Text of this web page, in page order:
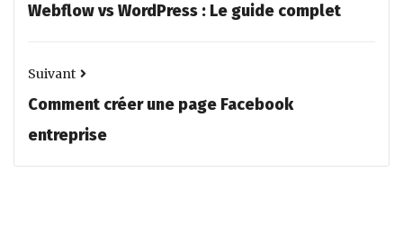
Webflow vs WordPress : Le guide complet
Suivant
Comment créer une page Facebook
entreprise